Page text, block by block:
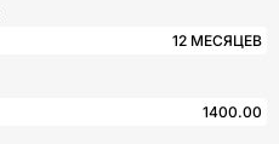
12 МЕСЯЦЕВ
1400.00